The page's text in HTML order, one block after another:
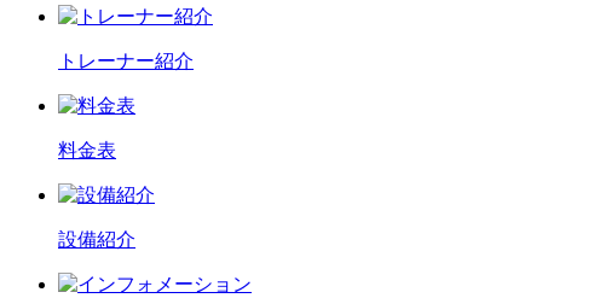
トレーナー紹介
料金表
設備紹介